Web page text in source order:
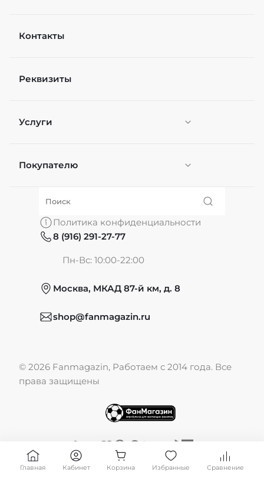
Контакты
Реквизиты
Услуги
Персонификация
Покупателю
О нас
Обмен и возврат
Публичная оферта
Политика конфиденциальности
8 (916) 291-27-77
Пн-Вс: 10:00-22:00
Москва, МКАД 87-й км, д. 8
shop@fanmagazin.ru
© 2026 Fanmagazin, Работаем с 2014 года. Все
права защищены
Главная Кабинет Корзина Избранные Сравнение